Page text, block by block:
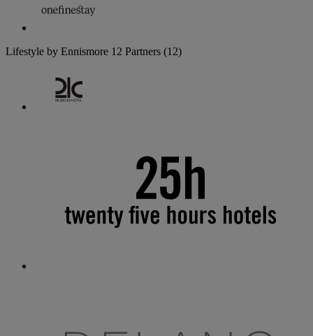
Lifestyle by Ennismore 12 Partners (12)